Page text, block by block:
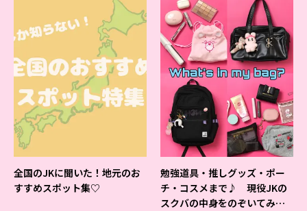
全国のJKに聞いた！地元のお
すすめスポット集♡
勉強道具・推しグッズ・ポー
チ・コスメまで♪ 現役JKの
スクバの中身をのぞいてみ